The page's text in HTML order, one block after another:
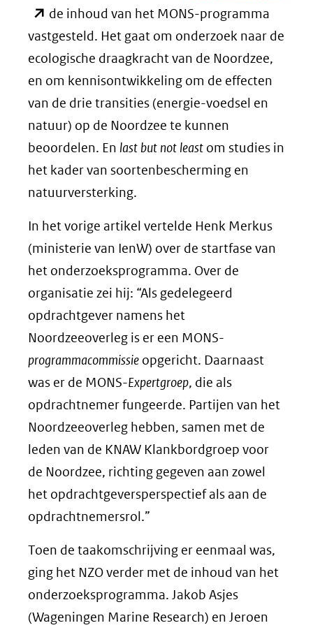
de inhoud van het MONS-programma
vastgesteld. Het gaat om onderzoek naar de
ecologische draagkracht van de Noordzee,
en om kennisontwikkeling om de effecten
van de drie transities (energie-voedsel en
natuur) op de Noordzee te kunnen
beoordelen. En last but not least om studies in
het kader van soortenbescherming en
natuurversterking.
In het vorige artikel vertelde Henk Merkus
(ministerie van IenW) over de startfase van
het onderzoeksprogramma. Over de
organisatie zei hij: “Als gedelegeerd
opdrachtgever namens het
Noordzeeoverleg is er een MONS-
programmacommissie opgericht. Daarnaast
was er de MONS-Expertgroep, die als
opdrachtnemer fungeerde. Partijen van het
Noordzeeoverleg hebben, samen met de
leden van de KNAW Klankbordgroep voor
de Noordzee, richting gegeven aan zowel
het opdrachtgeversperspectief als aan de
opdrachtnemersrol.”
Toen de taakomschrijving er eenmaal was,
ging het NZO verder met de inhoud van het
onderzoeksprogramma. Jakob Asjes
(Wageningen Marine Research) en Jeroen